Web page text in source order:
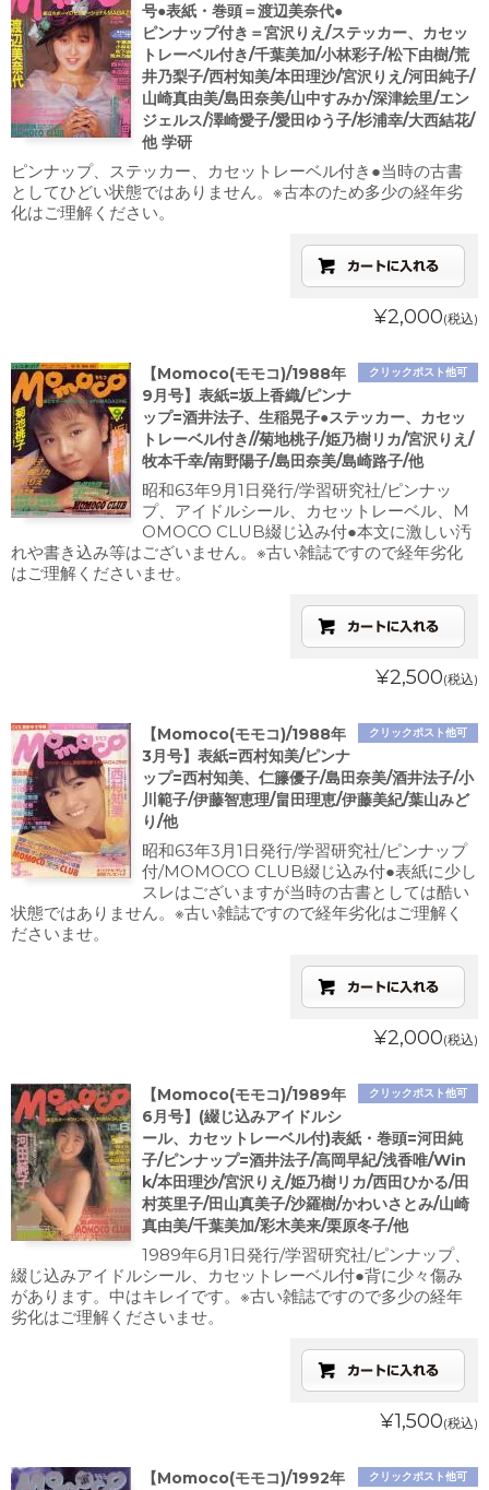
号●表紙・巻頭＝渡辺美奈代●
ピンナップ付き＝宮沢りえ/ステッカー、カセッ
トレーベル付き/千葉美加/小林彩子/松下由樹/荒
井乃梨子/西村知美/本田理沙/宮沢りえ/河田純子/
山崎真由美/島田奈美/山中すみか/深津絵里/エン
ジェルス/澤崎愛子/愛田ゆう子/杉浦幸/大西結花/
他 学研
ピンナップ、ステッカー、カセットレーベル付き●当時の古書
としてひどい状態ではありません。※古本のため多少の経年劣
化はご理解ください。
¥2,000(税込)
クリックポスト他可
【Momoco(モモコ)/1988年
9月号】表紙=坂上香織/ピンナ
ップ=酒井法子、生稲晃子●ステッカー、カセッ
トレーベル付き//菊地桃子/姫乃樹リカ/宮沢りえ/
牧本千幸/南野陽子/島田奈美/島崎路子/他
昭和63年9月1日発行/学習研究社/ピンナッ
プ、アイドルシール、カセットレーベル、M
OMOCO CLUB綴じ込み付●本文に激しい汚
れや書き込み等はございません。※古い雑誌ですので経年劣化
はご理解くださいませ。
¥2,500(税込)
クリックポスト他可
【Momoco(モモコ)/1988年
3月号】表紙=西村知美/ピンナ
ップ=西村知美、仁籐優子/島田奈美/酒井法子/小
川範子/伊藤智恵理/畠田理恵/伊藤美紀/葉山みど
り/他
昭和63年3月1日発行/学習研究社/ピンナップ
付/MOMOCO CLUB綴じ込み付●表紙に少し
スレはございますが当時の古書としては酷い
状態ではありません。※古い雑誌ですので経年劣化はご理解く
ださいませ。
¥2,000(税込)
クリックポスト他可
【Momoco(モモコ)/1989年
6月号】(綴じ込みアイドルシ
ール、カセットレーベル付)表紙・巻頭=河田純
子/ピンナップ=酒井法子/高岡早紀/浅香唯/Win
k/本田理沙/宮沢りえ/姫乃樹リカ/西田ひかる/田
村英里子/田山真美子/沙羅樹/かわいさとみ/山崎
真由美/千葉美加/彩木美来/栗原冬子/他
1989年6月1日発行/学習研究社/ピンナップ、
綴じ込みアイドルシール、カセットレーベル付●背に少々傷み
があります。中はキレイです。※古い雑誌ですので多少の経年
劣化はご理解くださいませ。
¥1,500(税込)
クリックポスト他可
【Momoco(モモコ)/1992年